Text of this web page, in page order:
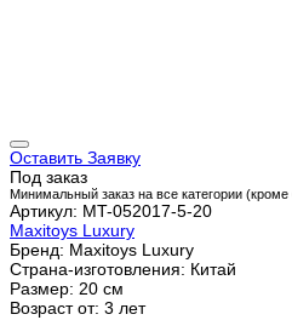
Оставить Заявку
Под заказ
Минимальный заказ на все категории (кроме
Артикул: MT-052017-5-20
Maxitoys Luxury
Бренд: Maxitoys Luxury
Страна-изготовления: Китай
Размер: 20 см
Возраст от: 3 лет